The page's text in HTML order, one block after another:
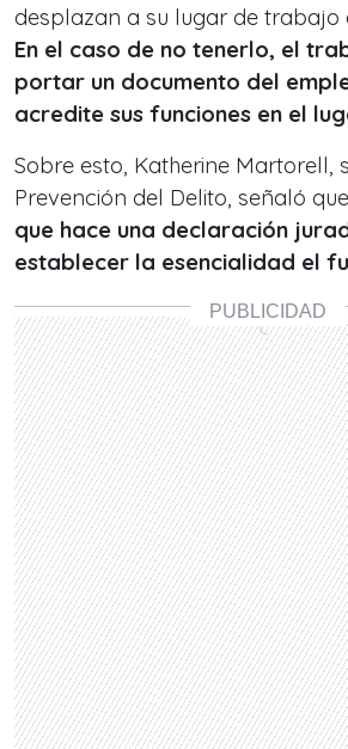
desplazan a su lugar de trabajo
En el caso de no tenerlo, el
portar un documento del
acredite sus funciones en el
Sobre esto, Katherine Martorell,
Prevención del Delito, señaló que
que hace una declaración
establecer la esencialidad el